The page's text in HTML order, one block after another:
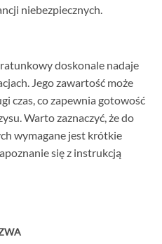
niebezpiecznych.
doskonale nadaje
Jego zawartość może
czas, co zapewnia gotowość
Warto zaznaczyć, że do
wymagane jest krótkie
się z instrukcją